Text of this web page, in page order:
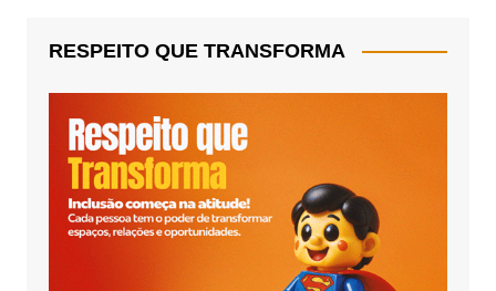
RESPEITO QUE TRANSFORMA